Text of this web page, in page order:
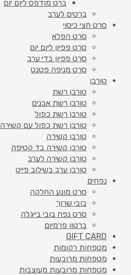
ברט מודפס ליום יום
ברטים לערב
סרט חצי כיסוי
סרט הפלא
סרט פפיון ליום יום
סרט פפיון בדי ערב
סרט מניפה פטנט
טורבן
טורבן רשת
טורבן רשת אבנים
טורבן רשת כפול
טורבן רשת כפול עם קשירה
טורבן קשירה
טורבן קשירה בד קטיפה
טורבן קשירה לערב
טורבן ערב בשילוב פייט
נפחים
סרט מונע החלקה
בובי שרוך
סרט נפח בובי בייגלה
ברטון פרמיום
GIFT CARD
מטפחות רקומות
מטפחות מרובעות
מטפחות מרובעות מעוצבות